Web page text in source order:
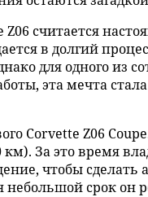
считается
в долгий
для одного из
эта мечта
Corvette Z06
За это время
чтобы сделать
небольшой срок